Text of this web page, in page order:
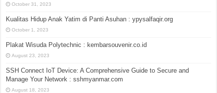
October 31, 2023
Kualitas Hidup Anak Yatim di Panti Asuhan : ypysalfaqir.org
October 1, 2023
Plakat Wisuda Polytechnic : kembarsouvenir.co.id
August 23, 2023
SSH Connect IoT Device: A Comprehensive Guide to Secure and
Manage Your Network : sshmyanmar.com
August 18, 2023